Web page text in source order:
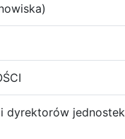
dyrektorów jednostek